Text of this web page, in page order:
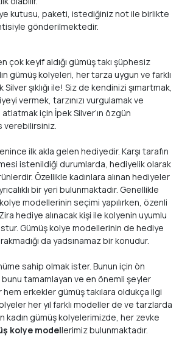
kutusu, paketi, istediğiniz not ile birlikte
gönderilmektedir.
çok keyif aldığı gümüş takı şüphesiz
gümüş kolyeleri, her tarza uygun ve farklı
şıklığı ile! Siz de kendinizi şımartmak,
vermek, tarzınızı vurgulamak ve
için İpek Silver’ın özgün
verebilirsiniz.
ilk akla gelen hediyedir. Karşı tarafın
istenildiği durumlarda, hediyelik olarak
Özellikle kadınlara alınan hediyeler
bir yeri bulunmaktadır. Genellikle
modellerinin seçimi yapılırken, özenli
hediye alınacak kişi ile kolyenin uyumlu
Gümüş kolye modellerinin de hediye
da yadsınamaz bir konudur.
sahip olmak ister. Bunun için ön
tamamlayan ve en önemli şeyler
hem erkekler gümüş takılara oldukça ilgi
her yıl farklı modeller de ve tarzlarda
kadın gümüş kolyelerimizde, her zevke
kolye modellerimiz bulunmaktadır.